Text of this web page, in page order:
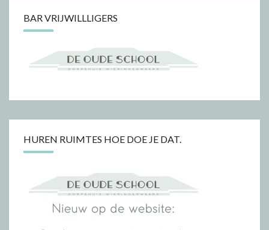
BAR VRIJWILLLIGERS
HUREN RUIMTES HOE DOE JE DAT.